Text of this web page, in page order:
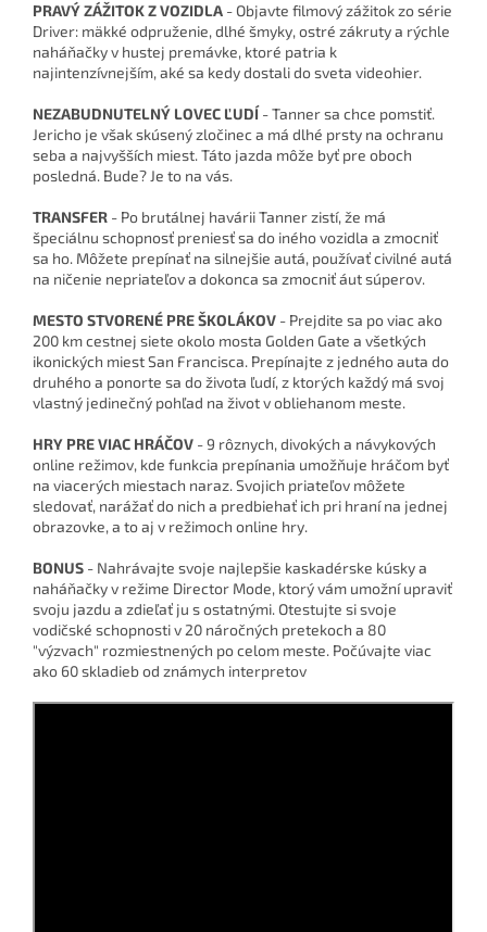
PRAVÝ ZÁŽITOK Z VOZIDLA - Objavte filmový zážitok zo série
Driver: mäkké odpruženie, dlhé šmyky, ostré zákruty a rýchle
naháňačky v hustej premávke, ktoré patria k
najintenzívnejším, aké sa kedy dostali do sveta videohier.
NEZABUDNUTELNÝ LOVEC ĽUDÍ - Tanner sa chce pomstiť.
Jericho je však skúsený zločinec a má dlhé prsty na ochranu
seba a najvyšších miest. Táto jazda môže byť pre oboch
posledná. Bude? Je to na vás.
TRANSFER - Po brutálnej havárii Tanner zistí, že má
špeciálnu schopnosť preniesť sa do iného vozidla a zmocniť
sa ho. Môžete prepínať na silnejšie autá, používať civilné autá
na ničenie nepriateľov a dokonca sa zmocniť áut súperov.
MESTO STVORENÉ PRE ŠKOLÁKOV - Prejdite sa po viac ako
200 km cestnej siete okolo mosta Golden Gate a všetkých
ikonických miest San Francisca. Prepínajte z jedného auta do
druhého a ponorte sa do života ľudí, z ktorých každý má svoj
vlastný jedinečný pohľad na život v obliehanom meste.
HRY PRE VIAC HRÁČOV - 9 rôznych, divokých a návykových
online režimov, kde funkcia prepínania umožňuje hráčom byť
na viacerých miestach naraz. Svojich priateľov môžete
sledovať, narážať do nich a predbiehať ich pri hraní na jednej
obrazovke, a to aj v režimoch online hry.
BONUS - Nahrávajte svoje najlepšie kaskadérske kúsky a
naháňačky v režime Director Mode, ktorý vám umožní upraviť
svoju jazdu a zdieľať ju s ostatnými. Otestujte si svoje
vodičské schopnosti v 20 náročných pretekoch a 80
"výzvach" rozmiestnených po celom meste. Počúvajte viac
ako 60 skladieb od známych interpretov